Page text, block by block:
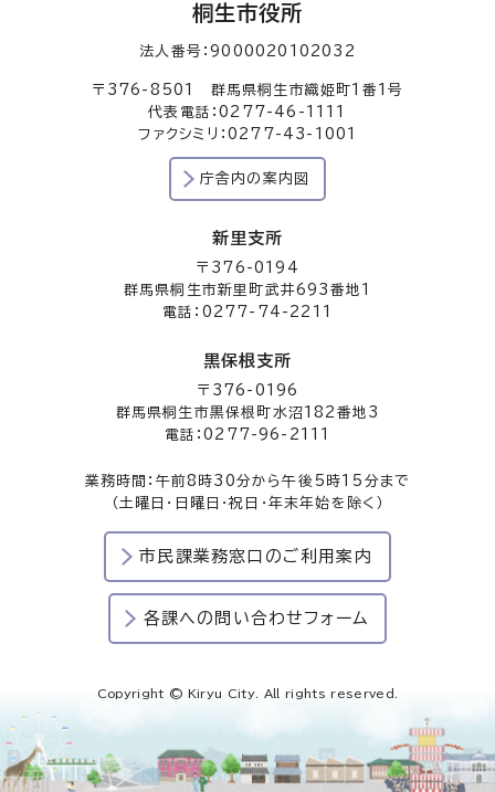
桐生市役所
法人番号：9000020102032
〒376-8501 群馬県桐生市織姫町1番1号
代表電話：0277-46-1111
ファクシミリ：0277-43-1001
庁舎内の案内図
新里支所
〒376-0194
群馬県桐生市新里町武井693番地1
電話：0277-74-2211
黒保根支所
〒376-0196
群馬県桐生市黒保根町水沼182番地3
電話：0277-96-2111
業務時間：午前8時30分から午後5時15分まで
（土曜日・日曜日・祝日・年末年始を除く）
市民課業務窓口のご利用案内
各課への問い合わせフォーム
Copyright © Kiryu City. All rights reserved.